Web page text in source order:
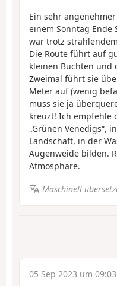
Ein sehr
einem Sonntag Ende
war trotz
Die Route führt auf
kleinen Buchten und
Zweimal führt sie
Meter auf (wenig
muss sie ja
kreuzt! Ich empfehle
„Grünen Venedigs“,
Landschaft, in der
Augenweide bilden.
Atmosphäre.
Maschinell
05 Sep 2023 um 09:03